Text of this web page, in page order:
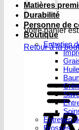
Votre panier
Retour à la
Matières
Durabilité
Personne de
Boutique
Entretien
Entretien
Brosses